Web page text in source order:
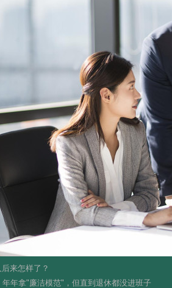
来怎样了？
年拿"廉洁模范"，但直到退休都没进班子